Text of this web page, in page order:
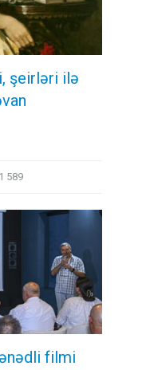
şeirləri ilə
1 589
filmi